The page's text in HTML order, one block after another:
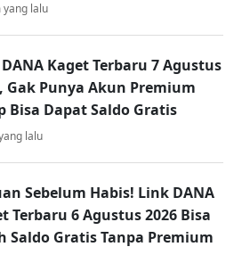
yang lalu
Kaget Terbaru 7 Agustus
Gak Punya Akun Premium
Bisa Dapat Saldo Gratis
lalu
Sebelum Habis! Link DANA
Terbaru 6 Agustus 2026 Bisa
Saldo Gratis Tanpa Premium